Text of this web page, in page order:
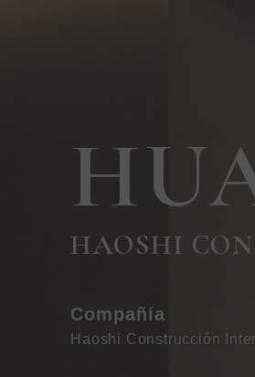
HAOSHI
Compañía
Haoshi Construcción